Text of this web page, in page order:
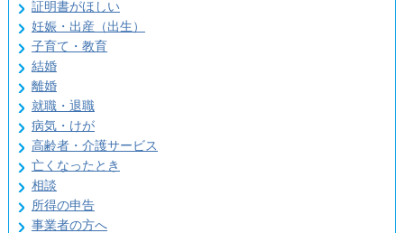
証明書がほしい
妊娠・出産（出生）
子育て・教育
結婚
離婚
就職・退職
病気・けが
高齢者・介護サービス
亡くなったとき
相談
所得の申告
事業者の方へ